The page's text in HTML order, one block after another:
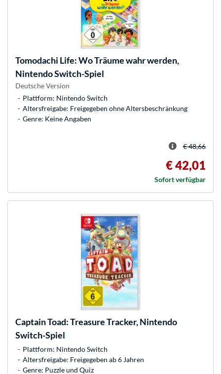
Tomodachi Life: Wo Träume wahr werden,
Nintendo Switch-Spiel
Deutsche Version
Plattform: Nintendo Switch
Altersfreigabe: Freigegeben ohne Altersbeschränkung
Genre: Keine Angaben
€ 48,66
€ 42,01
Sofort verfügbar
Captain Toad: Treasure Tracker, Nintendo
Switch-Spiel
Plattform: Nintendo Switch
Altersfreigabe: Freigegeben ab 6 Jahren
Genre: Puzzle und Quiz